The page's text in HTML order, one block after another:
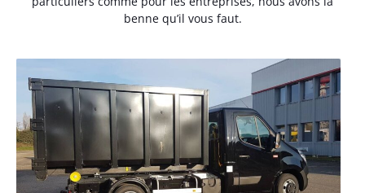
benne qu’il vous faut.